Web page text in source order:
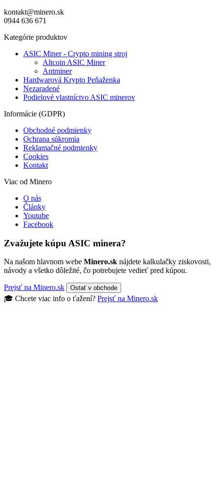
kontakt@minero.sk
0944 636 671
Kategórie produktov
ASIC Miner - Crypto mining stroj
Altcoin ASIC Miner
Antminer
Hardwarová Krypto Peňaženka
Nezaradené
Podielové vlastníctvo ASIC minerov
Informácie (GDPR)
Obchodné podmienky
Ochrana súkromia
Reklamačné podmienky
Cookies
Kontakt
Viac od Minero
O nás
Články
Youtube
Facebook
Zvažujete kúpu ASIC minera?
Na našom hlavnom webe Minero.sk nájdete kalkulačky ziskovosti,
návody a všetko dôležité, čo potrebujete vedieť pred kúpou.
Prejsť na Minero.sk Ostať v obchode
🎓 Chcete viac info o ťažení? Prejsť na Minero.sk